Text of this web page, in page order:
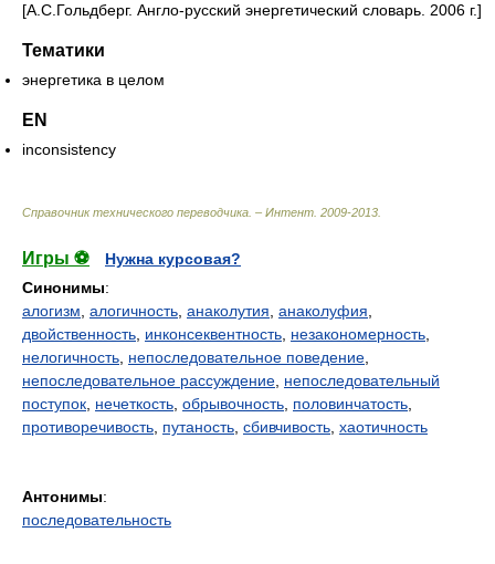
[А.С.Гольдберг. Англо-русский энергетический словарь. 2006 г.]
Тематики
энергетика в целом
EN
inconsistency
Справочник технического переводчика. – Интент 2009-2013
Игры ⚽
Нужна курсовая?
Синонимы:
алогизм алогичность анаколутия анаколуфия
двойственность инконсеквентность незакономерность
нелогичность непоследовательное поведение
непоследовательное рассуждение непоследовательный
поступок нечеткость обрывочность половинчатость
противоречивость путаность сбивчивость хаотичность
Антонимы:
последовательность